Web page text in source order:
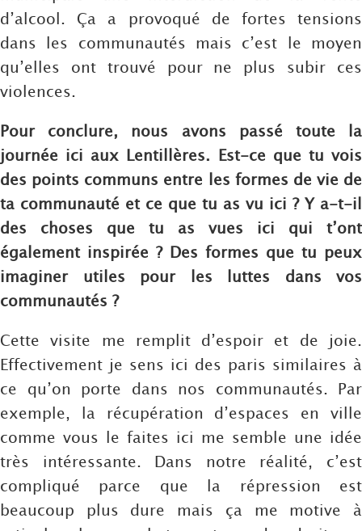
d’alcool. Ça a provoqué de fortes tensions
dans les communautés mais c’est le moyen
qu’elles ont trouvé pour ne plus subir ces
violences.
Pour conclure, nous avons passé toute la
journée ici aux Lentillères. Est-ce que tu vois
des points communs entre les formes de vie de
ta communauté et ce que tu as vu ici ? Y a-t-il
des choses que tu as vues ici qui t’ont
également inspirée ? Des formes que tu peux
imaginer utiles pour les luttes dans vos
communautés ?
Cette visite me remplit d’espoir et de joie.
Effectivement je sens ici des paris similaires à
ce qu’on porte dans nos communautés. Par
exemple, la récupération d’espaces en ville
comme vous le faites ici me semble une idée
très intéressante. Dans notre réalité, c’est
compliqué parce que la répression est
beaucoup plus dure mais ça me motive à